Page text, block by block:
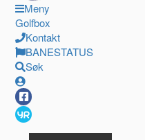
Meny
Golfbox
Kontakt
BANESTATUS
Søk